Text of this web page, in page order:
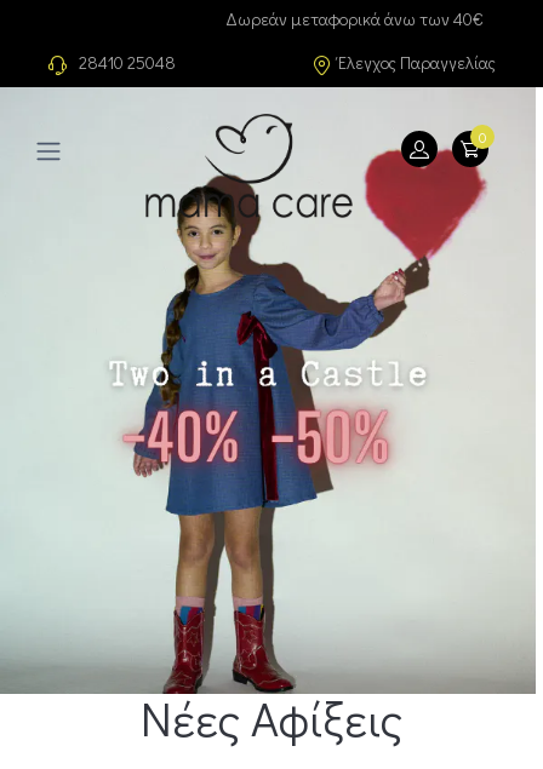
Δωρεάν μεταφορικά άνω των 40€
28410 25048
Έλεγχος Παραγγελίας
0
Νέες Αφίξεις